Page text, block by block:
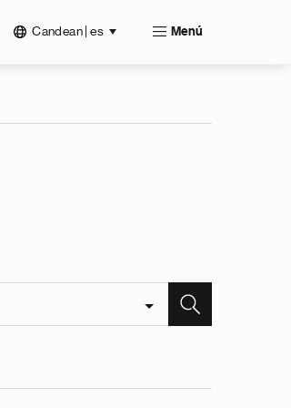
Candean | es Menú